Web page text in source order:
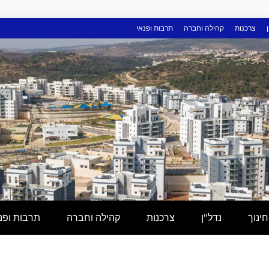
צרכנות קהילה וחברה תרבות ופנאי
חינוך נדל"ן צרכנות קהילה וחברה תרבות